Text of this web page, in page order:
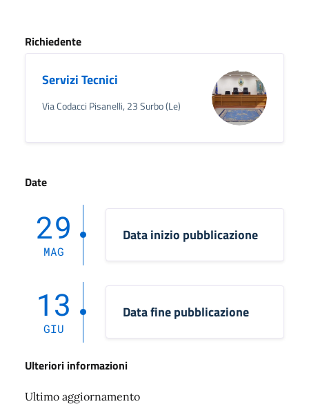
Richiedente
Servizi Tecnici
Via Codacci Pisanelli, 23 Surbo (Le)
Date
29
MAG
Data inizio pubblicazione
13
GIU
Data fine pubblicazione
Ulteriori informazioni
Ultimo aggiornamento